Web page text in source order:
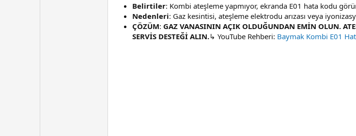
Belirtiler: Kombi ateşleme yapmıyor, ekranda E01 hata kodu
Nedenleri: Gaz kesintisi, ateşleme elektrodu arızası veya
ÇÖZÜM: GAZ VANASININ AÇIK OLDUĞUNDAN EMİN OLUN.
SERVİS DESTEĞİ ALIN.↳ YouTube Rehberi: Baymak Kombi E01